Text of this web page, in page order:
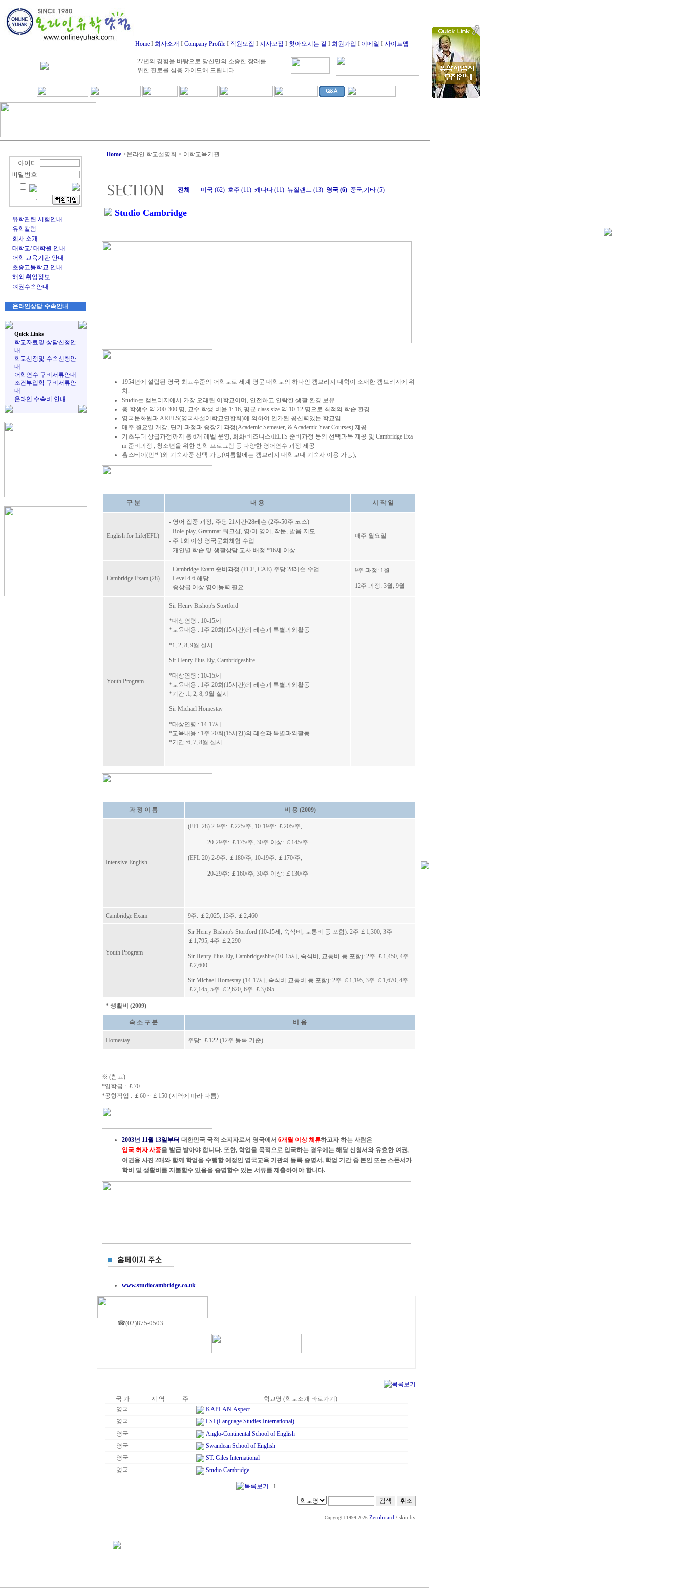
Home I 회사소개 I Company Profile I 직원모집 I 지사모집 I 찾아오시는 길 I 회원가입 I 이메일 I 사이트맵
27년의 경험을 바탕으로 당신만의 소중한 장래를
위한 진로를 심층 가이드해 드립니다
아이디
비밀번호
유학관련 시험안내
유학칼럼
회사 소개
대학교/ 대학원 안내
어학 교육기관 안내
초중고등학교 안내
해외 취업정보
여권수속안내
온라인상담 수속안내
Quick Links
학교자료및 상담신청안
내
학교선정및 수속신청안
내
어학연수 구비서류안내
조건부입학 구비서류안
내
온라인 수속비 안내
Home >온라인 학교설명회 > 어학교육기관
전체 미국 (62) 호주 (11) 캐나다 (11) 뉴질랜드 (13) 영국 (6) 중국,기타 (5)
Studio Cambridge
1954년에 설립된 영국 최고수준의 어학교로 세계 명문 대학교의 하나인 캠브리지 대학이 소재한 캠브리지에 위
치 .
Studio는 캠브리지에서 가장 오래된 어학교이며, 안전하고 안락한 생활 환경 보유
총 학생수 약 200-300 명, 교수 학생 비율 1: 16, 평균 class size 약 10-12 명으로 최적의 학습 환경
영국문화원과 ARELS(영국사설어학교연합회)에 의하여 인가된 공신력있는 학교임
매주 월요일 개강, 단기 과정과 중장기 과정(Academic Semester, & Academic Year Courses) 제공
기초부터 상급과정까지 총 6개 레벨 운영, 회화/비즈니스/IELTS 준비과정 등의 선택과목 제공 및 Cambridge Exa
m 준비과정 , 청소년을 위한 방학 프로그램 등 다양한 영어연수 과정 제공
홈스테이 (민박)와 기숙사중 선택 가능(여름철에는 캠브리지 대학교내 기숙사 이용 가능),
구 분 내 용 시 작 일
English for Life(EFL)
- 영어 집중 과정, 주당 21시간/28레슨 (2주-50주 코스)
- Role-play, Grammar 워크샵, 영/미 영어, 작문, 발음 지도
- 주 1회 이상 영국문화체험 수업
- 개인별 학습 및 생활상담 교사 배정 *16세 이상
매주 월요일
Cambridge Exam (28)
- Cambridge Exam 준비과정 (FCE, CAE)-주당 28레슨 수업
- Level 4-6 해당
- 중상급 이상 영어능력 필요
9주 과정: 1월
12주 과정: 3월, 9월
Youth Program
Sir Henry Bishop's Stortford
*대상연령 : 10-15세
*교육내용 : 1주 20회(15시간)의 레슨과 특별과외활동
*1, 2, 8, 9월 실시
Sir Henry Plus Ely, Cambridgeshire
*대상연령 : 10-15세
*교육내용 : 1주 20회(15시간)의 레슨과 특별과외활동
*기간 :1, 2, 8, 9월 실시
Sir Michael Homestay
*대상연령 : 14-17세
*교육내용 : 1주 20회(15시간)의 레슨과 특별과외활동
*기간 :6, 7, 8월 실시
과 정 이 름 비 용 (2009)
Intensive English
(EFL 28) 2-9주: ￡225/주, 10-19주: ￡205/주,
20-29주: ￡ 175/주, 30주 이상: ￡ 145/주
(EFL 20) 2-9주: ￡180/주, 10-19주: ￡170/주,
20-29주: ￡ 160/주, 30주 이상: ￡ 130/주
Cambridge Exam 9주: ￡2,025, 13주: ￡2,460
Youth Program
Sir Henry Bishop's Stortford (10-15세, 숙식비, 교통비 등 포함): 2주 ￡1,300, 3주
￡1,795, 4주 ￡2,290
Sir Henry Plus Ely, Cambridgeshire (10-15세, 숙식비, 교통비 등 포함): 2주 ￡1,450, 4주
￡2,600
Sir Michael Homestay (14-17세, 숙식비 교통비 등 포함): 2주 ￡1,195, 3주 ￡1,670, 4주
￡2,145, 5주 ￡2,620, 6주 ￡3,095
* 생활비 (2009)
숙 소 구 분 비 용
Homestay 주당: ￡ 122 (12주 등록 기준)
※ (참고)
*입학금 : ￡70
*공항픽업 : ￡60 ~ ￡150 (지역에 따라 다름)
2003년 11월 13일부터 대한민국 국적 소지자로서 영국에서 6개월 이상 체류하고자 하는 사람은
입국 허자 사증을 발급 받아야 합니다. 또한, 학업을 목적으로 입국하는 경우에는 해당신청서와 유효한 여권,
여권용 사진 2매와 함께 학업을 수행할 예정인 영국교육 기관의 등록 증명서, 학업 기간 중 본인 또는 스폰서가
학비 및 생활비를 지불할수 있음을 증명할수 있는 서류를 제출하여야 합니다.
www.studiocambridge.co.uk
☎(02)875-0503
국 가 지 역 주
학교명 (학교소개 바로가기)
영국
KAPLAN-Aspect
영국
LSI (Language Studies International)
영국
Anglo-Continental School of English
영국
Swandean School of English
영국
ST. Giles International
영국
Studio Cambridge
1
Copyright 1999-2026 Zeroboard / skin by